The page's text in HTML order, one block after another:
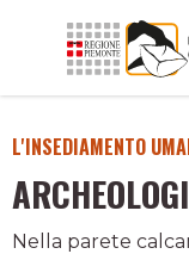
L'INSEDIAMENTO
Nella parete